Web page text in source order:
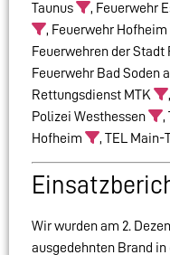
Taunus
, Feuerwehr
, Feuerwehr Hofheim
Feuerwehren der
Feuerwehr Bad Soden
Rettungsdienst MTK
Polizei Westhessen
,
Hofheim
, TEL Main-
Wir wurden am 2.
ausgedehnten Brand